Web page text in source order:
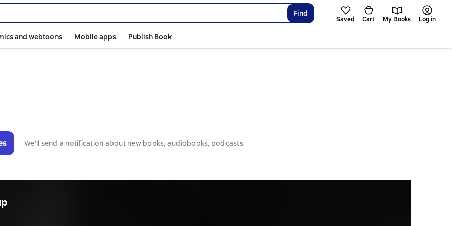
Find
Saved Cart My Books Log in
and webtoons Mobile apps Publish Book
We'll send a notification about new books, audiobooks, podcasts